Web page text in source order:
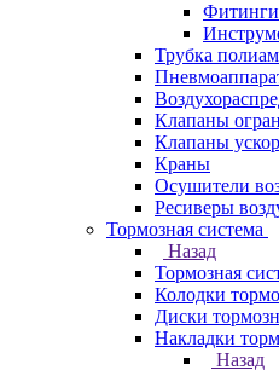
Фитинги
Трубка
Клапаны
Клапаны
Краны
Осушители
Ресиверы
Тормозная система
Назад
Тормозная
Колодки
Диски
Накладки
Назад